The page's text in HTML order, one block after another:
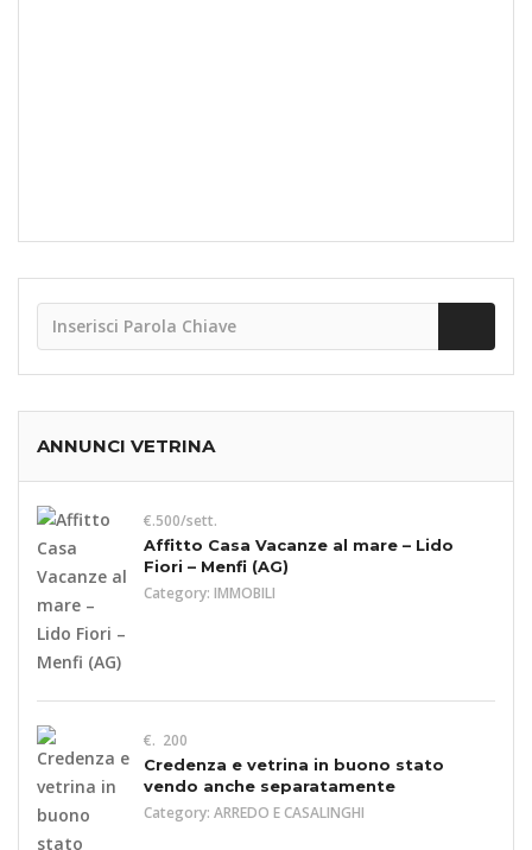
ANNUNCI VETRINA
€.500/sett.
Affitto Casa Vacanze al mare – Lido
Fiori – Menfi (AG)
Category: IMMOBILI
€. 200
Credenza e vetrina in buono stato
vendo anche separatamente
Category: ARREDO E CASALINGHI